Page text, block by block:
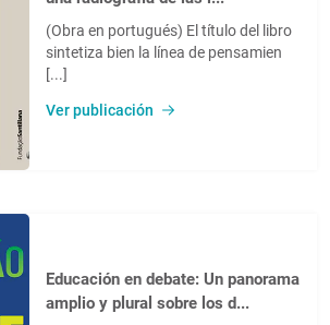
(Obra en portugués) El título del libro
sintetiza bien la línea de pensamien
[...]
Ver publicación
Educación en debate: Un panorama
amplio y plural sobre los d...